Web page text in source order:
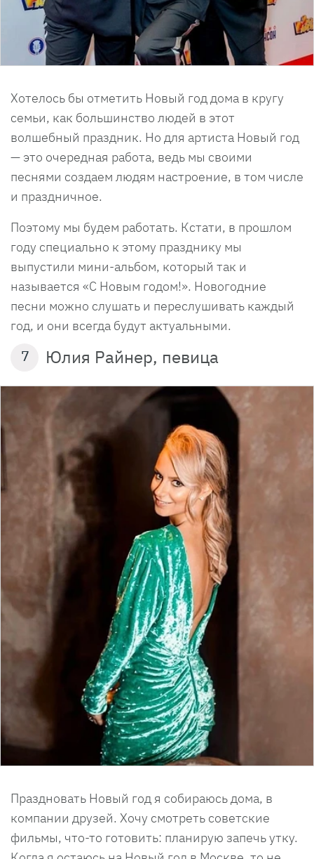
Хотелось бы отметить Новый год дома в кругу
семьи, как большинство людей в этот
волшебный праздник. Но для артиста Новый год
— это очередная работа, ведь мы своими
песнями создаем людям настроение, в том числе
и праздничное.
Поэтому мы будем работать. Кстати, в прошлом
году специально к этому празднику мы
выпустили мини-альбом, который так и
называется «С Новым годом!». Новогодние
песни можно слушать и переслушивать каждый
год, и они всегда будут актуальными.
7 Юлия Райнер, певица
Праздновать Новый год я собираюсь дома, в
компании друзей. Хочу смотреть советские
фильмы, что-то готовить: планирую запечь утку.